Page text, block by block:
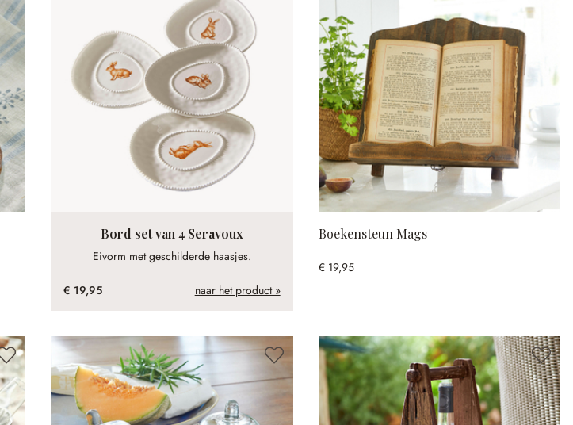
Bord set van 4 Seravoux
Eivorm met geschilderde haasjes.
€ 19,95 naar het product »
Boekensteun Mags
€ 19,95